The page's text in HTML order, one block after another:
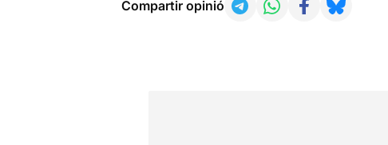
Compartir opinió